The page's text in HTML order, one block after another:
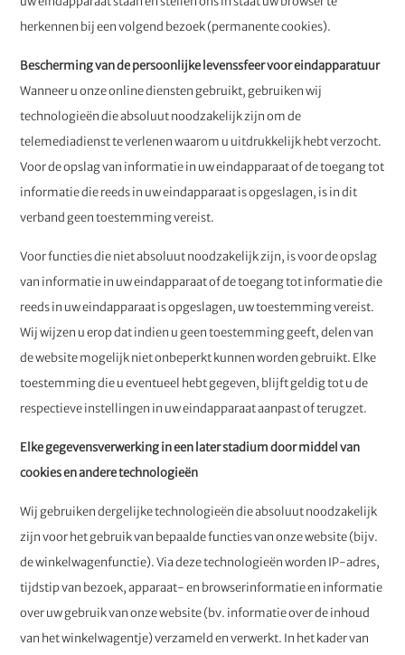
herkennen bij een volgend bezoek (permanente cookies).
Bescherming van de persoonlijke levenssfeer voor eindapparatuur
Wanneer u onze online diensten gebruikt, gebruiken wij
technologieën die absoluut noodzakelijk zijn om de
telemediadienst te verlenen waarom u uitdrukkelijk hebt verzocht.
Voor de opslag van informatie in uw eindapparaat of de toegang tot
informatie die reeds in uw eindapparaat is opgeslagen, is in dit
verband geen toestemming vereist.
Voor functies die niet absoluut noodzakelijk zijn, is voor de opslag
van informatie in uw eindapparaat of de toegang tot informatie die
reeds in uw eindapparaat is opgeslagen, uw toestemming vereist.
Wij wijzen u erop dat indien u geen toestemming geeft, delen van
de website mogelijk niet onbeperkt kunnen worden gebruikt. Elke
toestemming die u eventueel hebt gegeven, blijft geldig tot u de
respectieve instellingen in uw eindapparaat aanpast of terugzet.
Elke gegevensverwerking in een later stadium door middel van
cookies en andere technologieën
Wij gebruiken dergelijke technologieën die absoluut noodzakelijk
zijn voor het gebruik van bepaalde functies van onze website (bijv.
de winkelwagenfunctie). Via deze technologieën worden IP-adres,
tijdstip van bezoek, apparaat- en browserinformatie en informatie
over uw gebruik van onze website (bv. informatie over de inhoud
van het winkelwagentje) verzameld en verwerkt. In het kader van